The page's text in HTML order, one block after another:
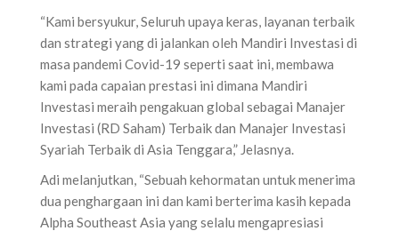
“Kami bersyukur, Seluruh upaya keras, layanan terbaik
dan strategi yang di jalankan oleh Mandiri Investasi di
masa pandemi Covid-19 seperti saat ini, membawa
kami pada capaian prestasi ini dimana Mandiri
Investasi meraih pengakuan global sebagai Manajer
Investasi (RD Saham) Terbaik dan Manajer Investasi
Syariah Terbaik di Asia Tenggara,” Jelasnya.
Adi melanjutkan, “Sebuah kehormatan untuk menerima
dua penghargaan ini dan kami berterima kasih kepada
Alpha Southeast Asia yang selalu mengapresiasi